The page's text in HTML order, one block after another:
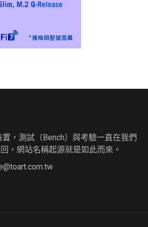
，測試（Bench）與考驗一直在我們
，網站名稱起源就是如此而來。